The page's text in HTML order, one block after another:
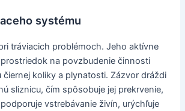
systému
tráviacich problémoch. Jeho aktívne
na povzbudenie činnosti
čiernej koliky a plynatosti. Zázvor dráždi
sliznicu, čím spôsobuje jej prekrvenie,
vstrebávanie živín, urýchľuje